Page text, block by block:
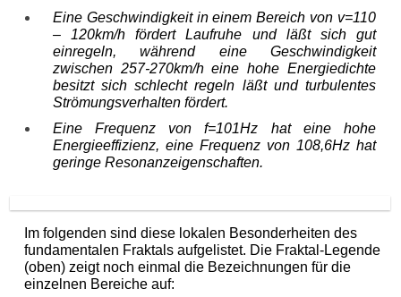
Eine Geschwindigkeit in einem Bereich von v=110
– 120km/h fördert Laufruhe und läßt sich gut
einregeln, während eine Geschwindigkeit
zwischen 257-270km/h eine hohe Energiedichte
besitzt sich schlecht regeln läßt und turbulentes
Strömungsverhalten fördert.
Eine Frequenz von f=101Hz hat eine hohe
Energieeffizienz, eine Frequenz von 108,6Hz hat
geringe Resonanzeigenschaften.
Im folgenden sind diese lokalen Besonderheiten des
fundamentalen Fraktals aufgelistet. Die Fraktal-Legende
(oben) zeigt noch einmal die Bezeichnungen für die
einzelnen Bereiche auf: